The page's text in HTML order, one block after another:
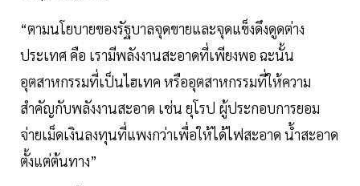
“ตามนโยบายของรัฐบาลจุดขายและจุดแข็งดึงดูดต่าง
ประเทศ คือ เรามีพลังงานสะอาดที่เพียงพอ ฉะนั้น
อุตสาหกรรมที่เป็นไฮเทค หรืออุตสาหกรรมที่ให้ความ
สำคัญกับพลังงานสะอาด เช่น ยุโรป ผู้ประกอบการยอม
จ่ายเม็ดเงินลงทุนที่แพงกว่าเพื่อให้ได้ไฟสะอาด น้ำสะอาด
ตั้งแต่ต้นทาง”